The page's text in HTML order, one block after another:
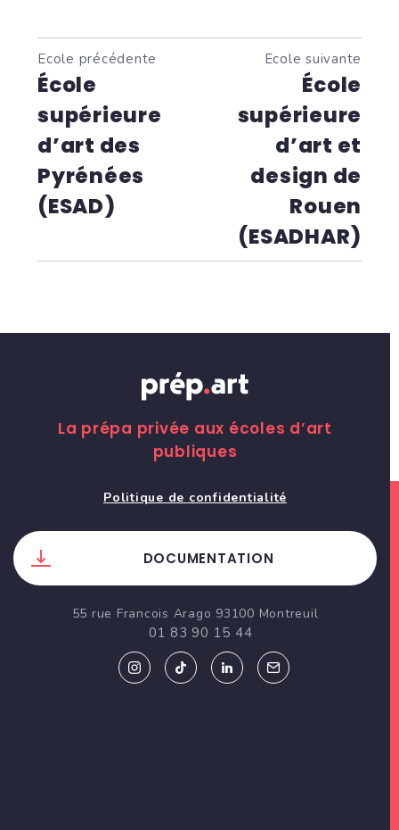
Ecole précédente
École
supérieure
d’art des
Pyrénées
(ESAD)
Ecole suivante
École
supérieure
d’art et
design de
Rouen
(ESADHAR)
La prépa privée aux écoles d’art
publiques
Politique de confidentialité
DOCUMENTATION
55 rue Francois Arago 93100 Montreuil
01 83 90 15 44